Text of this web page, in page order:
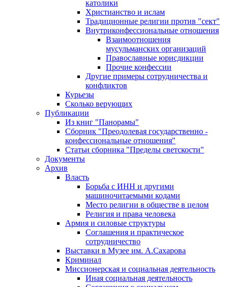
католики
Христианство и ислам
Традиционные религии против "сект"
Внутриконфессиональные отношения
Взаимоотношения
мусульманских организаций
Православные юрисдикции
Прочие конфессии
Другие примеры сотрудничества и
конфликтов
Курьезы
Сколько верующих
Публикации
Из книг "Панорамы"
Сборник "Преодолевая государственно -
конфессиональные отношения"
Статьи сборника "Пределы светскости"
Документы
Архив
Власть
Борьба с ИНН и другими
машиночитаемыми кодами
Место религии в обществе в целом
Религия и права человека
Армия и силовые структуры
Соглашения и практическое
сотрудничество
Выставки в Музее им. А.Сахарова
Криминал
Миссионерская и социальная деятельность
Иная социальная деятельность